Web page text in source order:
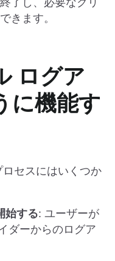
きます。
ログア
に機能す
セスにはいくつか
始する: ユーザーが
ダーからのログア